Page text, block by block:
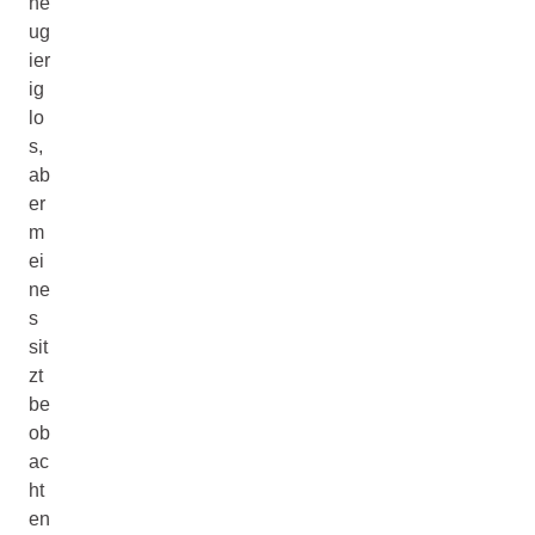
ug
ier
ig
lo
s,
ab
er
m
ei
ne
s
sit
zt
be
ob
ac
ht
en